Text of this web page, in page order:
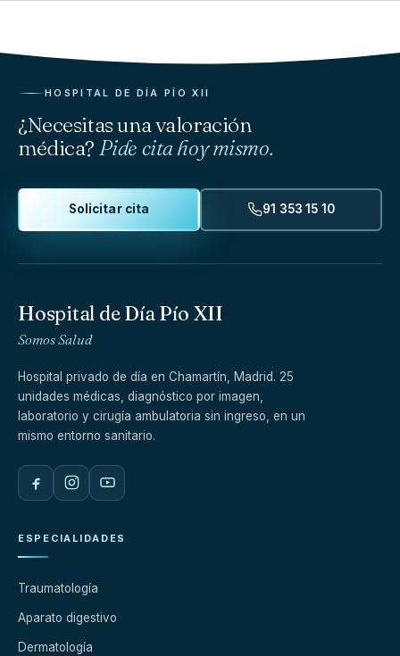
HOSPITAL DE DÍA PÍO XII
¿Necesitas una valoración
médica? Pide cita hoy mismo.
Solicitar cita 91 353 15 10
Hospital de Día Pío XII
Somos Salud
Hospital privado de día en Chamartín, Madrid. 25
unidades médicas, diagnóstico por imagen,
laboratorio y cirugía ambulatoria sin ingreso, en un
mismo entorno sanitario.
ESPECIALIDADES
Traumatología
Aparato digestivo
Dermatología